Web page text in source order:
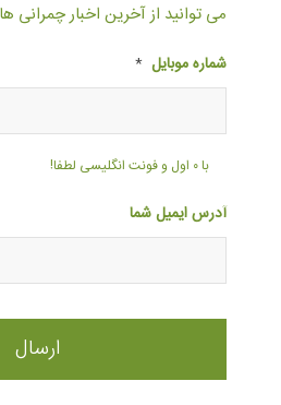
می توانید از آخرین اخبار چمرانی
شماره موبایل *
با ۰ اول و فونت انگلیسی لطفا!
آدرس ایمیل شما